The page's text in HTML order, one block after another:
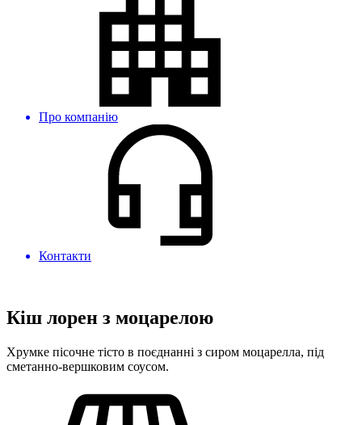
Про компанію
Контакти
Кіш лорен з моцарелою
Хрумке пісочне тісто в поєднанні з сиром моцарелла, під
сметанно-вершковим соусом.